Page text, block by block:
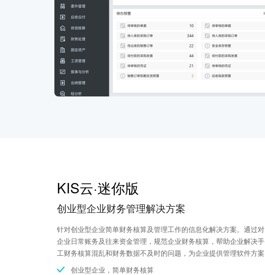
KIS云·迷你版
创业型企业财务管理解决方案
针对创业型企业简单财务核算及管理工作的信息化解决方案。通过对
企业日常账务及往来资金管理，规范企业财务核算，帮助企业解决手
工财务核算混乱和财务数据不及时的问题，为企业提供管理软件方案
创业型企业，简单财务核算